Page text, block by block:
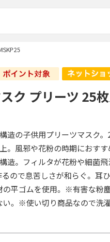
ク プリーツ 25
造の子供用プリーツマスク
。風邪や花粉の時期におすす
造。フィルタが花粉や細菌
ので息苦しさが和らぐ。耳
の平ゴムを使用。※有害な粉
い。※使い切り商品なので洗